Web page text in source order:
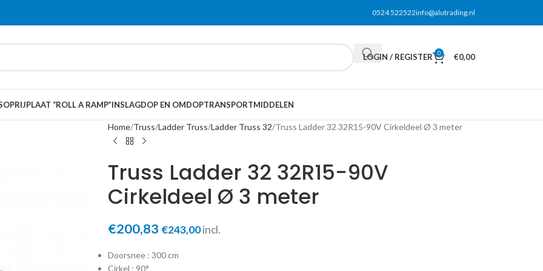
0524 522522info@alutrading.nl
LOGIN / REGISTER 0 €0,00
OPRIJPLAAT “ROLL A RAMP”INSLAGDOP EN OMDOPTRANSPORTMIDDELEN
Home Truss Ladder Truss Ladder Truss 32 Truss Ladder 32 32R15-90V Cirkeldeel Ø 3 meter
Truss Ladder 32 32R15-90V
Cirkeldeel Ø 3 meter
€200,83 €243,00incl.
Doorsnee : 300 cm
Cirkel : 90°